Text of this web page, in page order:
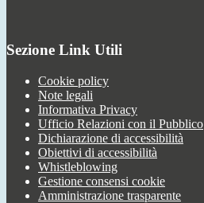
Sezione Link Utili
Cookie policy
Note legali
Informativa Privacy
Ufficio Relazioni con il Pubblico
Dichiarazione di accessibilità
Obiettivi di accessibilità
Whistleblowing
Gestione consensi cookie
Amministrazione trasparente